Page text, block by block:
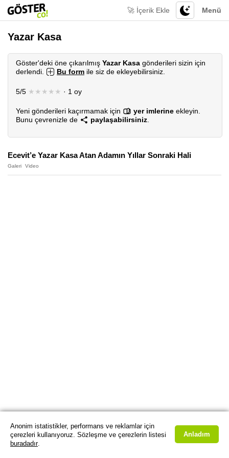
Menü
🚀 İçerik Ekle
Yazar Kasa
Göster'deki öne çıkarılmış Yazar Kasa gönderileri sizin için
derlendi.
Bu form ile siz de ekleyebilirsiniz.
5/5 ★★★★★ · 1 oy
Yeni gönderileri kaçırmamak için yer imlerine ekleyin.
Bunu çevrenizle de
paylaşabilirsiniz
Ecevit’e Yazar Kasa Atan Adamın Yıllar Sonraki Hali
Galeri Video
Anonim istatistikler, performans ve reklamlar için
çerezleri kullanıyoruz. Sözleşme ve çerezlerin listesi
buradadır.
Anladım